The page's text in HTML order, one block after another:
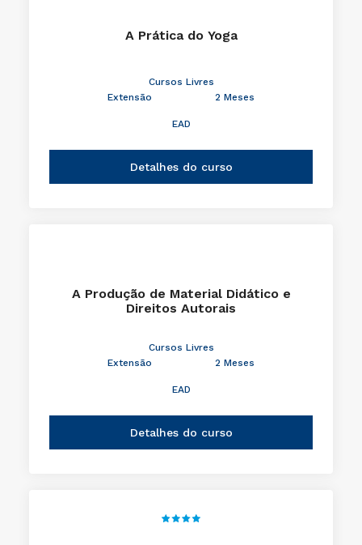
A Prática do Yoga
Cursos Livres
Extensão
2 Meses
EAD
Detalhes do curso
A Produção de Material Didático e
Direitos Autorais
Cursos Livres
Extensão
2 Meses
EAD
Detalhes do curso